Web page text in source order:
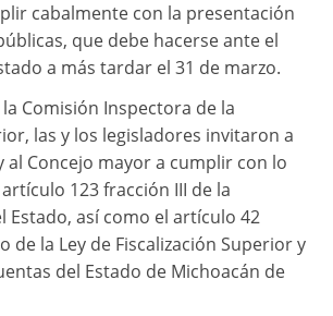
cabalmente con la presentación
que debe hacerse ante el
a más tardar el 31 de marzo.
Comisión Inspectora de la
las y los legisladores invitaron a
al Concejo mayor a cumplir con lo
123 fracción III de la
Estado, así como el artículo 42
de la Ley de Fiscalización Superior y
del Estado de Michoacán de